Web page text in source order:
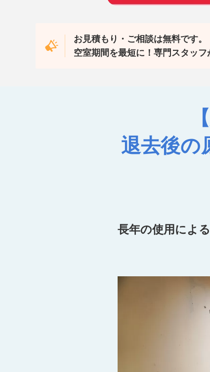
お見積もり・ご相談は無料です。
空室期間を最短に！専門スタッ
退去後の
長年の使用によ